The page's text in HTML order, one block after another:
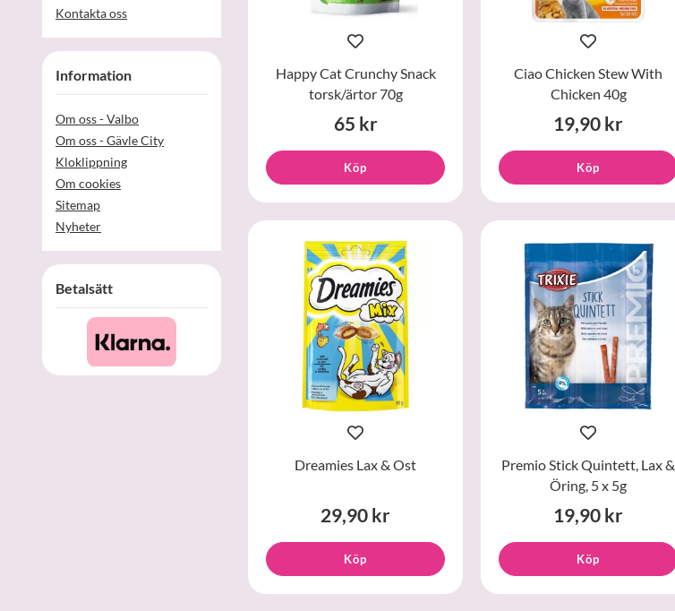
Kontakta oss
Information
Om oss - Valbo
Om oss - Gävle City
Kloklippning
Om cookies
Sitemap
Nyheter
Betalsätt
Happy Cat Crunchy Snack
torsk/ärtor 70g
65 kr
Köp
Ciao Chicken Stew With
Chicken 40g
19,90 kr
Köp
Dreamies Lax & Ost
29,90 kr
Köp
Premio Stick Quintett, Lax &
Öring, 5 x 5g
19,90 kr
Köp